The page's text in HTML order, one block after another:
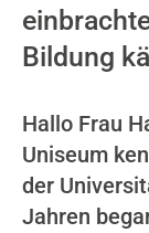
Bildung
Hallo Frau
Uniseum
der
Jahren